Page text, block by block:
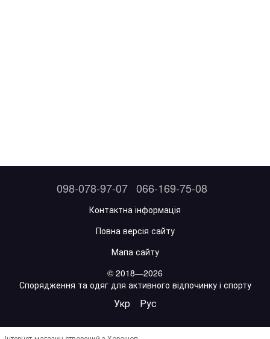
098-078-97-07 066-169-75-08
Контактна інформація
Повна версія сайту
Мапа сайту
© 2018—2026
Спорядження та одяг для активного відпочинку і спорту
Укр Рус